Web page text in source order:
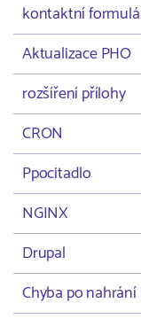
kontaktní
Aktualizace PHO
rozšíření přílohy
CRON
Ppocitadlo
NGINX
Drupal
Chyba po nahrání